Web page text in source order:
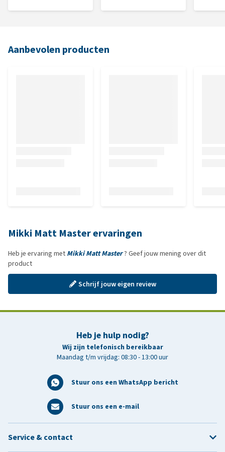
Aanbevolen producten
Mikki Matt Master ervaringen
Heb je ervaring met Mikki Matt Master? Geef jouw mening over dit
product
Schrijf jouw eigen review
Heb je hulp nodig?
Wij zijn telefonisch bereikbaar
Maandag t/m vrijdag: 08:30 - 13:00 uur
Stuur ons een WhatsApp bericht
Stuur ons een e-mail
Service & contact